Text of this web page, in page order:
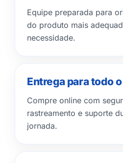
Equipe preparada para
do produto mais
necessidade.
Entrega para todo
Compre online com
rastreamento e suporte
jornada.